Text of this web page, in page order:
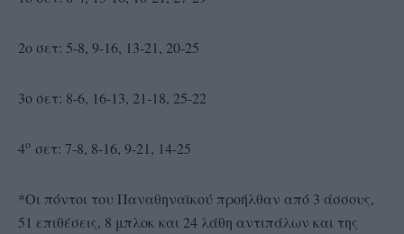
2ο σετ: 5-8, 9-16, 13-21, 20-25
3ο σετ: 8-6, 16-13, 21-18, 25-22
4ο σετ: 7-8, 8-16, 9-21, 14-25
*Οι πόντοι του Παναθηναϊκού προήλθαν από 3 άσσους,
51 επιθέσεις, 8 μπλοκ και 24 λάθη αντιπάλων και της